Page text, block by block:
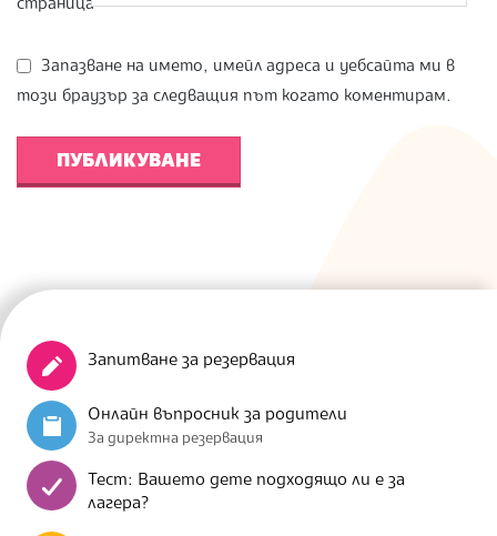
страница
Запазване на името, имейл адреса и уебсайта ми в
този браузър за следващия път когато коментирам.
Запитване за резервация
Онлайн въпросник за родители
За директна резервация
Тест: Вашето дете подходящо ли е за
лагера?